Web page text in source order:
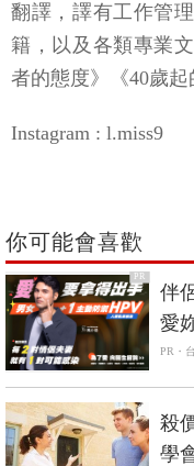
翻譯，譯有工作管
籍，以及各類專業
者的態度》《40歲起
Instagram : l.miss9
你可能會喜歡
PR
伴
愛
PR・
殺
學